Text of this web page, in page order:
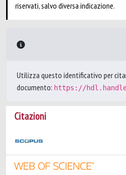
riservati, salvo diversa indicazione.
Utilizza questo identificativo per
documento: https://
Citazioni